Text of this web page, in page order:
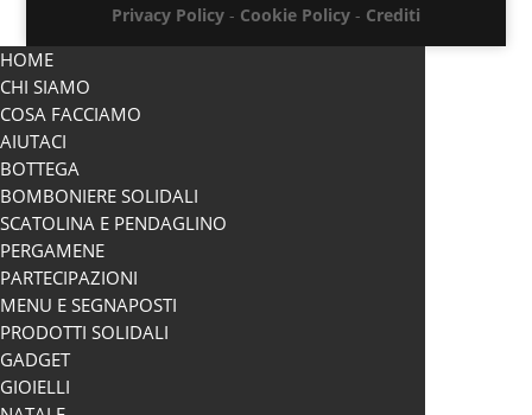
Privacy Policy- Cookie Policy- Crediti
HOME
CHI SIAMO
COSA FACCIAMO
AIUTACI
BOTTEGA
BOMBONIERE SOLIDALI
SCATOLINA E PENDAGLINO
PERGAMENE
PARTECIPAZIONI
MENU E SEGNAPOSTI
PRODOTTI SOLIDALI
GADGET
GIOIELLI